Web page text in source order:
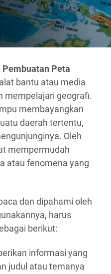
Peta
bantu atau media
mempelajari geografi.
membayangkan
daerah tertentu,
Oleh
mempermudah
atau fenomena yang
dan dipahami oleh
harus
berikut:
informasi yang
judul atau temanya